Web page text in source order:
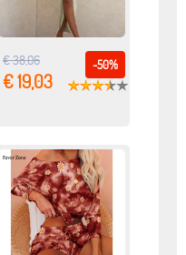
-50%
€ 38,06
€ 19,03